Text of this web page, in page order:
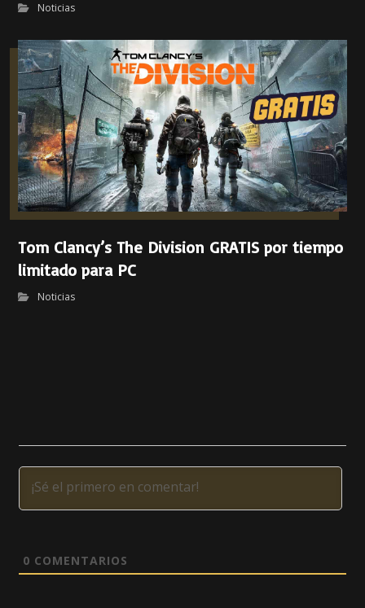
Noticias
Tom Clancy’s The Division GRATIS por tiempo
limitado para PC
Noticias
0 COMENTARIOS